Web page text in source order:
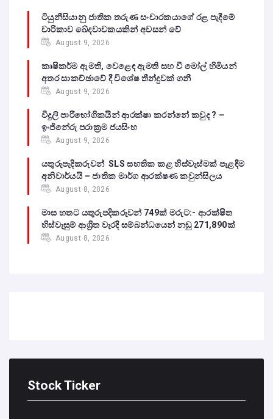
ටියුනීසියානු ජාතික තරුණ සංචාරකයාගේ රළ පැදීමේ
චාරිකාව ඛේදවාචකයකින් අවසන් වේ‍
August 9, 2026
කෘෂිකර්ම ඇමති, වෙළෙඳ ඇමති සහ වී මෝල් හිමියන්
අතර සාකච්ඡාවේ දී විශේෂ තීන්දුවක් ගනී
August 9, 2026
විදුලි පාරිභෝගිකයින් ආරක්ෂා කරන්නේ කවුද ? –
ඉංජිනේරු පරාක්‍රම ජයසිංහ
August 9, 2026
යතුරුපැදිකරුවන් SLS සහතික කළ හිස්වැස්මක් පැළඳීම
අනිවාර්යයි – ජාතික මාර්ග ආරක්ෂණ කවුන්සිලය
August 8, 2026
මාස හතට යතුරුපදිකරුවන් 749ක් මරුට:- ආරක්ෂිත
හිස්වැසුම් ආශ්‍රිත වැරදි සම්බන්ධයෙන් නඩු 271,890ක්
August 8, 2026
Stock Ticker